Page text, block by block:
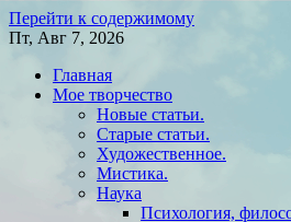
Перейти к содержимому
Пт, Авг 7, 2026
Главная
Мое творчество
Новые статьи.
Старые статьи.
Художественное.
Мистика.
Наука
Психология,